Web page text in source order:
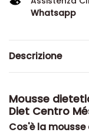
Whatsapp
Descrizione
Mousse
Diet Centro
Cos'è la